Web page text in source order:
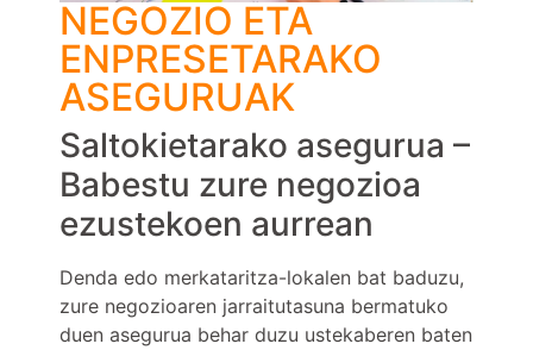
NEGOZIO ETA
ENPRESETARAKO
ASEGURUAK
Saltokietarako asegurua –
Babestu zure negozioa
ezustekoen aurrean
Denda edo merkataritza-lokalen bat baduzu,
zure negozioaren jarraitutasuna bermatuko
duen asegurua behar duzu ustekaberen baten